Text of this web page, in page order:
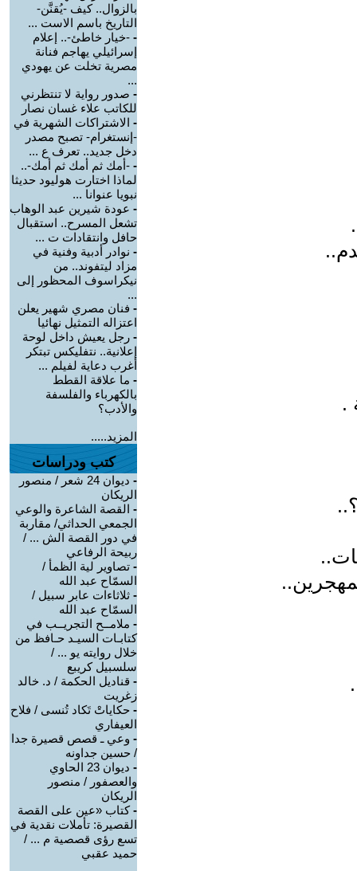
.
بالزوال.. كيف -يُقنَّن-
التاريخ باسم الاست ...
- -خيار خاطئ-.. إعلام
إسرائيلي يهاجم فنانة
مصرية تخلت عن يهودي
...
- صدور رواية لا تنتظرني
للكاتب علاء غسان نصار
- الاشتراكات الشهرية في
-إنستغرام- تصبح مصدر
دخل جديد.. تعرف ع ...
- -أمك ثم أمك ثم أمك-..
لماذا اختارت هوليود حديثا
نبويا عنوانا ...
- عودة شيرين عبد الوهاب
تشعل المسرح.. استقبال
حافل وانتقادات ت ...
- نوادر أدبية وفنية في
مزاد ليتفوند.. من
نيكراسوف المحظور إلى
...
- فنان مصري شهير يعلن
اعتزاله التمثيل نهائيا
- رجل يعيش داخل لوحة
إعلانية.. نتفليكس تبتكر
أغرب دعاية لفيلم ...
- ما علاقة القطط
بالكهرباء والفلسفة
والأدب؟
المزيد.....
كتب ودراسات
-
ديوان 24 شعر / منصور
الريكان
- القصة الشاعرة والوعي
الجمعي الحداثي/ مقاربة
في دور القصة الش ... /
ربيحة الرفاعي
- تصاوير لية الظمأ /
السمّاح عبد الله
- ثلاثاءات عابر سبيل /
السمّاح عبد الله
- ملامــح التجريــب في
كتابـات السيـد حـافظ من
خلال روايته يو ... /
سلسبيل كريبع
- قناديل الحكمة / د. خالد
زغريت
- حكاياتْ تَكاد تُنسى / فلاح
العيفاري
- وعي ـ قصص قصيرة جدا
/ حسين جداونه
-
ديوان 23 الحاوي
والعصفور / منصور
الريكان
-كتاب «عين على القصة
القصيرة: تأملات نقدية في
تسع رؤى قصصية م ... /
حميد عقبي